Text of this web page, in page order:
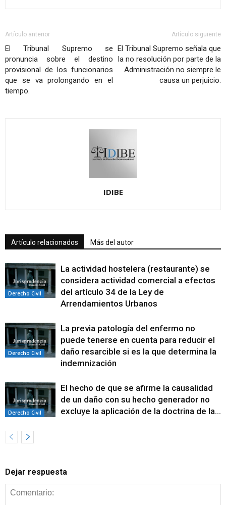
Artículo anterior
El Tribunal Supremo se
pronuncia sobre el destino
provisional de los funcionarios
que se va prolongando en el
tiempo.
Artículo siguiente
El Tribunal Supremo señala que
la no resolución por parte de la
Administración no siempre le
causa un perjuicio.
IDIBE
Artículo relacionados Más del autor
Derecho Civil
La actividad hostelera (restaurante) se
considera actividad comercial a efectos
del artículo 34 de la Ley de
Arrendamientos Urbanos
Derecho Civil
La previa patología del enfermo no
puede tenerse en cuenta para reducir el
daño resarcible si es la que determina la
indemnización
Derecho Civil
El hecho de que se afirme la causalidad
de un daño con su hecho generador no
excluye la aplicación de la doctrina de la...
Dejar respuesta